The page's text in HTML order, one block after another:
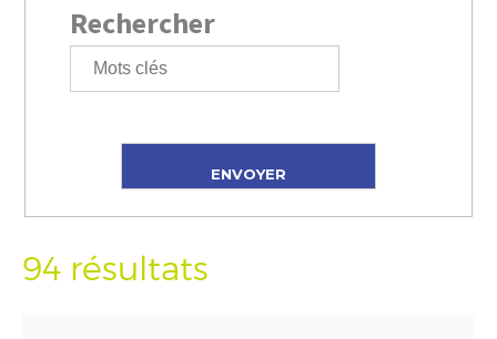
Rechercher
94 résultats